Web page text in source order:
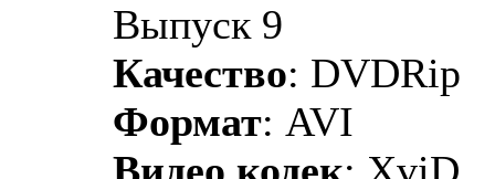
Выпуск 9
Качество: DVDRip
Формат: AVI